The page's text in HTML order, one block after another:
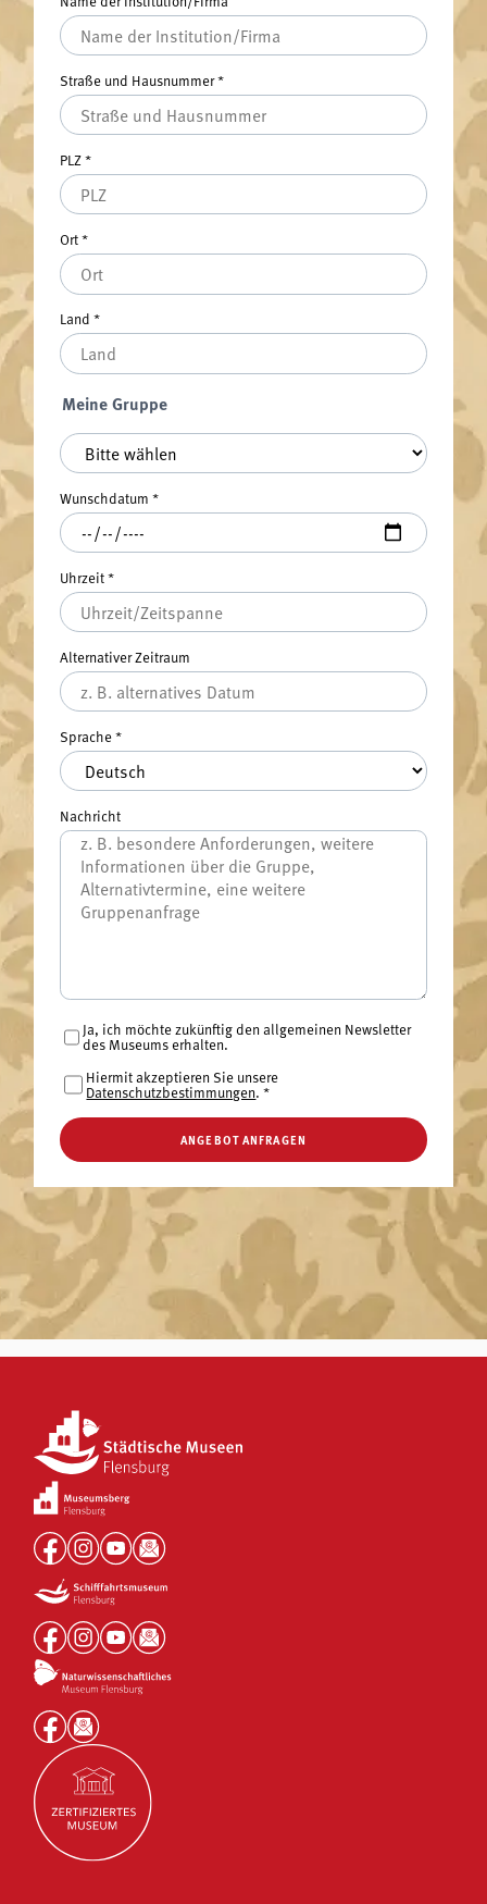
Straße und Hausnummer*
PLZ*
Ort*
Land *
Meine Gruppe
Meine Gruppe*
Wunschdatum *
Uhrzeit*
Alternativer Zeitraum
Sprache*
Nachricht
Ja, ich möchte zukünftig den allgemeinen Newsletter
des Museums erhalten.
Hiermit akzeptieren Sie unsere
Datenschutzbestimmungen.*
ANGEBOT ANFRAGEN